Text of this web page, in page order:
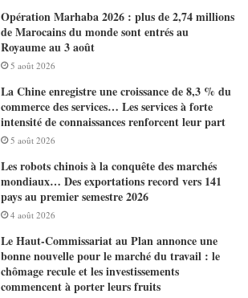
Opération Marhaba 2026 : plus de 2,74 millions
de Marocains du monde sont entrés au
Royaume au 3 août
5 août 2026
La Chine enregistre une croissance de 8,3 % du
commerce des services… Les services à forte
intensité de connaissances renforcent leur part
5 août 2026
Les robots chinois à la conquête des marchés
mondiaux… Des exportations record vers 141
pays au premier semestre 2026
4 août 2026
Le Haut-Commissariat au Plan annonce une
bonne nouvelle pour le marché du travail : le
chômage recule et les investissements
commencent à porter leurs fruits